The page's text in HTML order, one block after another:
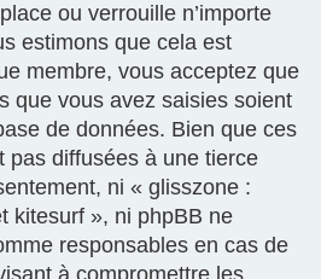
ou verrouille n’importe
estimons que cela est
membre, vous acceptez que
que vous avez saisies soient
de données. Bien que ces
pas diffusées à une tierce
ni « glisszone :
kitesurf », ni phpBB ne
responsables en cas de